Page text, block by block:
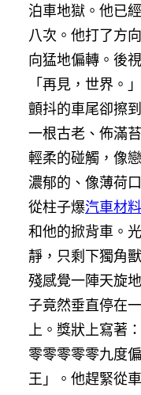
泊車地獄。他已
八次。他打了方
向猛地偏轉。後
「再見，世界。
顫抖的車尾卻擦
一根古老、佈滿
輕柔的碰觸，像
濃郁的、像薄荷
從柱子爆汽車材料
和他的掀背車。
靜，只剩下獨角
殘感覺一陣天旋
子竟然垂直停在
上。獎狀上寫著
零零零零零九度
王」。他趕緊從